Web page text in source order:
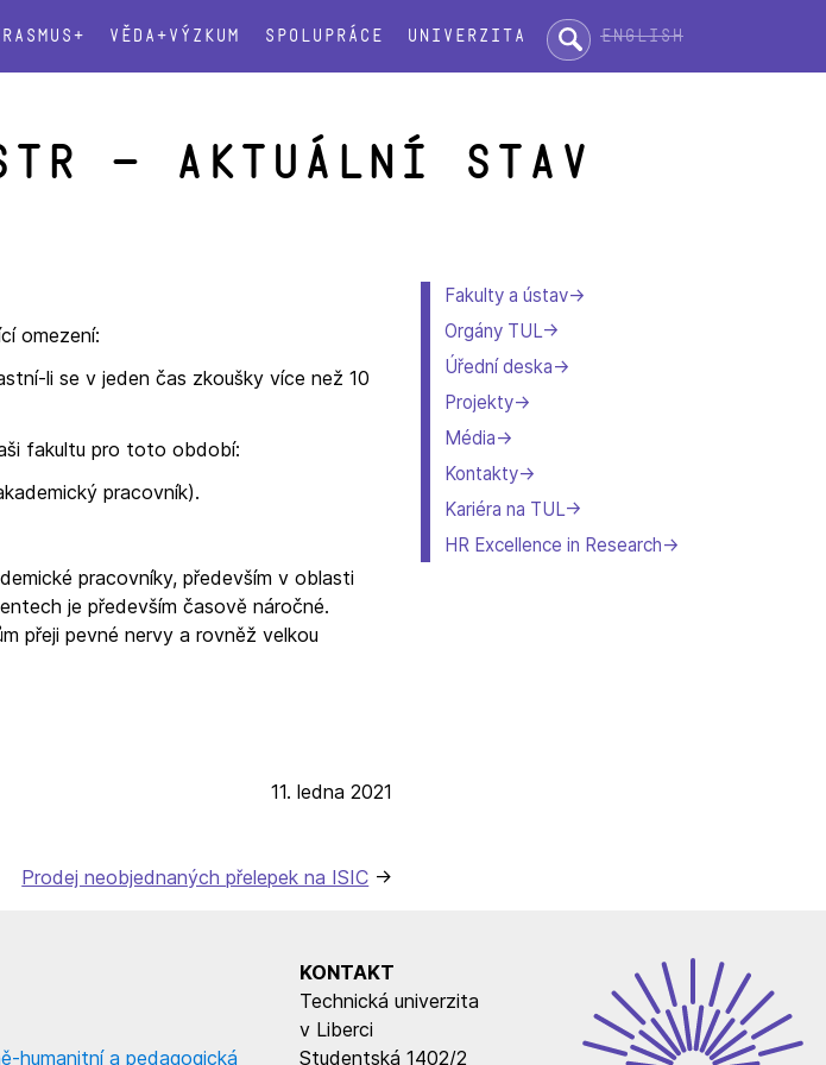
Věda+výzkum Spolupráce Univerzita Hledat:English
Fakulty a ústav
Orgány TUL
Úřední deska
Projekty
Média
Kontakty
Kariéra na TUL
HR Excellence in Research
– aktuální stav
omezení:
li se v jeden čas zkoušky více než 10
fakultu pro toto období:
pracovník).
pracovníky, především v oblasti
je především časově náročné.
přeji pevné nervy a rovněž velkou
11. ledna 2021
Prodej neobjednaných přelepek na ISIC
humanitní a pedagogická
KONTAKT
Technická univerzita
v Liberci
Studentská 1402/2